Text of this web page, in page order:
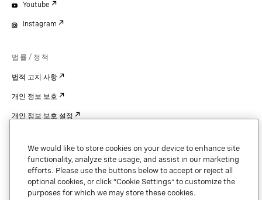
Youtube
Instagram
법률/정책
법적 고지 사항
개인 정보 보호
개인 정보 보호 설정
저작권
보안 및 신뢰
We would like to store cookies on your device to enhance site
functionality, analyze site usage, and assist in our marketing
efforts. Please use the buttons below to accept or reject all
optional cookies, or click “Cookie Settings” to customize the
purposes for which we may store these cookies.